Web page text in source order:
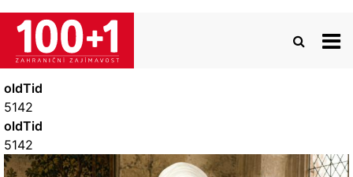
Přejít
hlavnímu
obsahu
oldTid
5142
oldTid
5142
Image